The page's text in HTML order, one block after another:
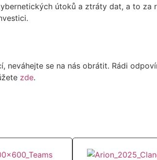
útoků a ztráty dat, a to za
neváhejte se na nás obrátit. Rádi
zde.